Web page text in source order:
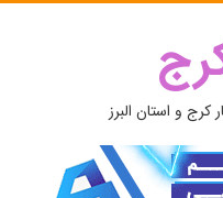
کرج و استان البرز